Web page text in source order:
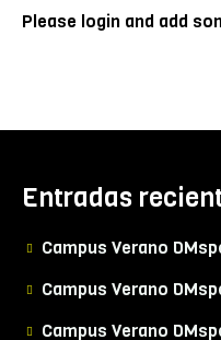
Please login and add
Entradas
Campus Verano
Campus Verano
Campus Verano